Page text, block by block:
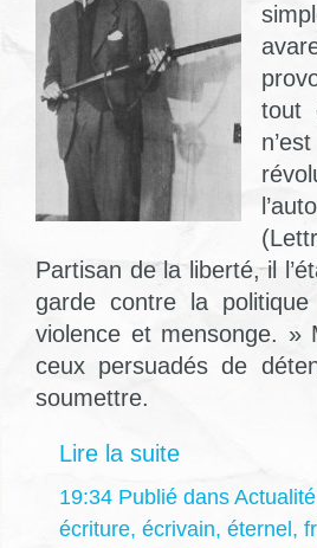
tout
Partisan de la liberté, il
garde contre la
violence et mensonge. »
ceux persuadés de
soumettre.
Lire la suite
19:34 Publié dans Actualité
écriture, écrivain, éternel ,